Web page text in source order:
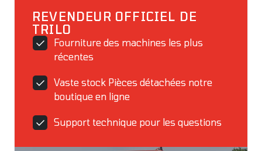
REVENDEUR OFFICIEL DE
TRILO
Fourniture des machines les plus
récentes
Vaste stock Pièces détachées notre
boutique en ligne
Support technique pour les questions